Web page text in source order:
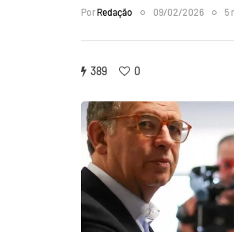
Por Redação 09/02/2026 5
389 0